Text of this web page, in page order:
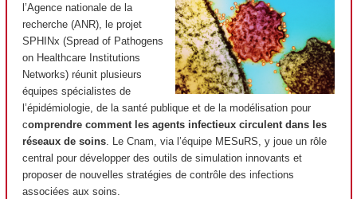
l’Agence nationale de la
recherche (ANR), le projet
SPHINx (Spread of Pathogens
on Healthcare Institutions
Networks) réunit plusieurs
équipes spécialistes de
l’épidémiologie, de la santé publique et de la modélisation pour
comprendre comment les agents infectieux circulent dans les
réseaux de soins. Le Cnam, via l’équipe MESuRS, y joue un rôle
central pour développer des outils de simulation innovants et
proposer de nouvelles stratégies de contrôle des infections
associées aux soins.